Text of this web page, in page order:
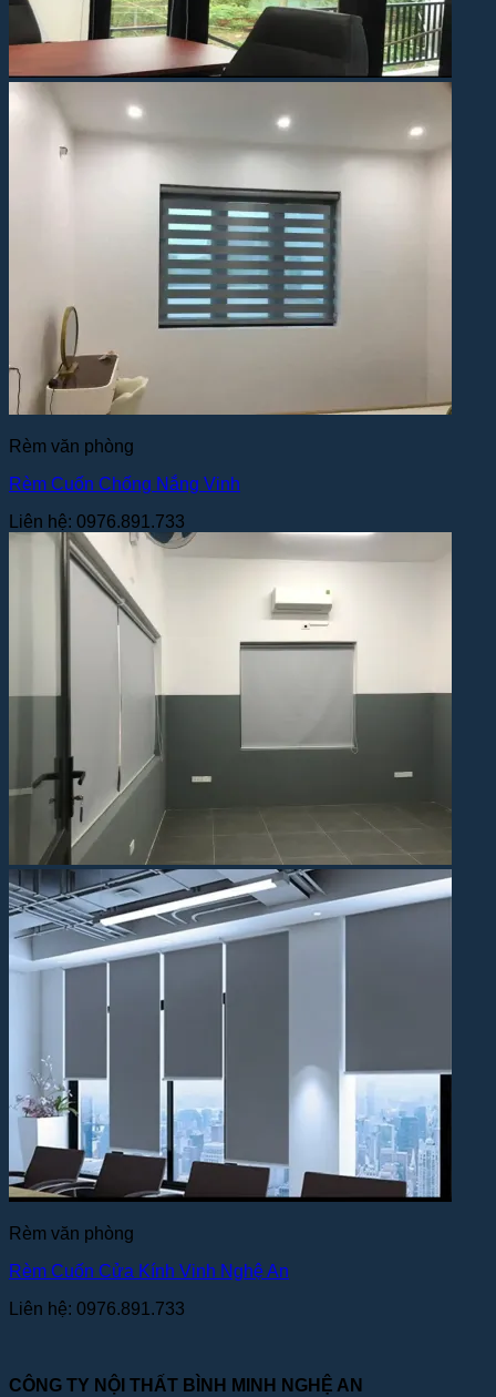
Rèm văn phòng
Rèm Cuốn Chống Nắng Vinh
Liên hệ: 0976.891.733
Rèm văn phòng
Rèm Cuốn Cửa Kính Vinh Nghệ An
Liên hệ: 0976.891.733
CÔNG TY NỘI THẤT BÌNH MINH NGHỆ AN